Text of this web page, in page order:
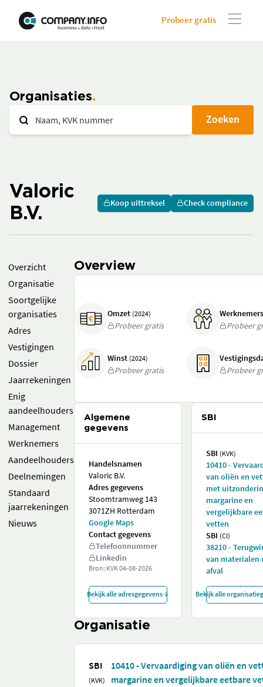
Probeer gratis
Organisaties
Zoeken
Valoric
B.V.
Koop uittreksel Check compliance
Overzicht
Organisatie
Soortgelijke
organisaties
Adres
Vestigingen
Dossier
Jaarrekeningen
Enig
aandeelhouders
Management
Werknemers
Aandeelhouders
Deelnemingen
Standaard
jaarrekeningen
Nieuws
Overview
Omzet (2024)
Probeer gratis
Probeer
Winst (2024)
Probeer gratis
Probeer
Algemene
gegevens
Handelsnamen
Valoric B.V.
Adres gegevens
Stoomtramweg 143
3071ZH Rotterdam
Google Maps
Contact gegevens
Telefoonnummer
Linkedin
Bron: KVK04-08-2026
Bekijk alle adresgegevens
SBI
SBI (KVK)
10410 -
van oliën en
met
margarine en
vergelijkbare
vetten
SBI (CI)
38210 -
van materialen
afval
Bekijk alle
Organisatie
SBI
(KVK)
10410 - Vervaardiging van oliën en
margarine en vergelijkbare eetbare